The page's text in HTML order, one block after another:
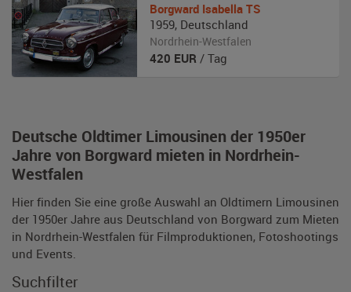
Deutsche Oldtimer Limousinen der 1950er
Jahre von Borgward mieten in Nordrhein-
Westfalen
Hier finden Sie eine große Auswahl an Oldtimern Limousinen
der 1950er Jahre aus Deutschland von Borgward zum Mieten
in Nordrhein-Westfalen für Filmproduktionen, Fotoshootings
und Events.
Borgward Isabella TS
1959, Deutschland
Nordrhein-Westfalen
420 EUR / Tag
Suchfilter